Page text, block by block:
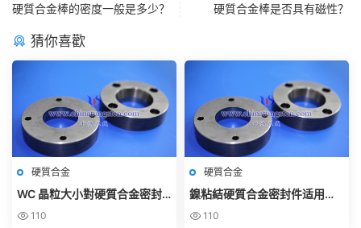
硬質合金棒的密度一般是多少？ 硬質合金棒是否具有磁性？
猜你喜歡
硬質合金
WC 晶粒大小對硬質合金密封
件耐磨性的影響
110
硬質合金
鎳粘結硬質合金密封件适用哪
些場景？
110